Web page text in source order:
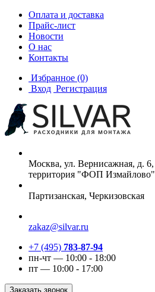
Оплата и доставка
Прайс-лист
Новости
О нас
Контакты
Избранное (0)
Вход Регистрация
Москва, ул. Вернисажная, д. 6,
территория "ФОП Измайлово"
Партизанская, Черкизовская
zakaz@silvar.ru
+7 (495) 783-87-94
пн-чт — 10:00 - 18:00
пт — 10:00 - 17:00
Заказать звонок